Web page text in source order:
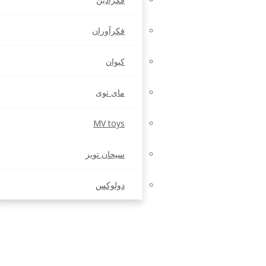
فکرآوران
کیوان
مای توی
MV toys
سیحان تویز
دولوکس